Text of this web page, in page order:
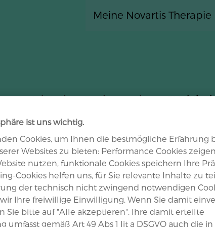
Direkt zum Inhalt
Meine Novartis Therapie
axSpA (Morbus Bechterew) JIA
ist uns wichtig.
Cookies, um Ihnen die bestmögliche Erfahrung
Websites zu bieten: Performance Cookies
nutzen, funktionale Cookies speichern Ihre
Cookies helfen uns, für Sie relevante Inhalte zu
der technisch nicht zwingend notwendigen
Ihre freiwillige Einwilligung. Wenn Sie damit
Sie bitte auf "Alle akzeptieren". Ihre damit erteilte
umfasst gemäß Art 49 Abs 1 lit a DSGVO auch die